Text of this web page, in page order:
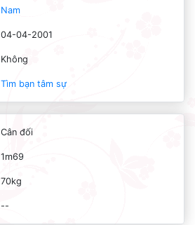
Nam
04-04-2001
Không
Tìm bạn tâm sự
Cân đối
1m69
70kg
--